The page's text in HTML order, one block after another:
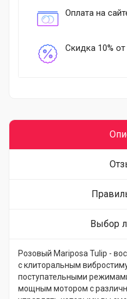
Оплата на
Скидка 10%
Выбор
Розовый Mariposa Tulip -
с клиторальным
поступательными
мощным мотором с